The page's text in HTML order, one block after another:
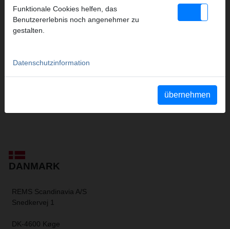
ČESKÁ REPUBLIKA
CZ 253 01 Hostivice
DANMARK
REMS Scandinavia A/S
Snedkervej 1
DK-4600 Køge
Funktionale Cookies helfen, das
Benutzererlebnis noch angenehmer zu
gestalten.
Datenschutzinformation
übernehmen